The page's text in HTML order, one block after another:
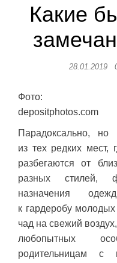
Какие
28.01.2019
Фото:
depositphotos.com
Парадоксально,
из тех редких мест,
разбегаются от
разных стилей,
назначения
к гардеробу
чад на свежий
любопытных
родительницам с